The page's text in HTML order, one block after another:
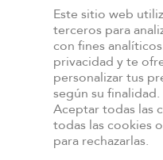
legislación española, a
las partes, siendo
todos los conflictos
uso los Juzgados y
Este sitio web
terceros para
con fines
privacidad y te
personalizar tus
según su
Aceptar todas las
todas las cookies
para rechazarlas.